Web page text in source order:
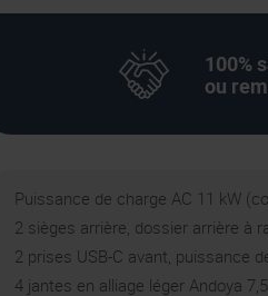
100%
ou
Puissance de charge AC 11 kW
2 sièges arrière, dossier arrière à
2 prises USB-C avant, puissance
4 jantes en alliage léger Andoya